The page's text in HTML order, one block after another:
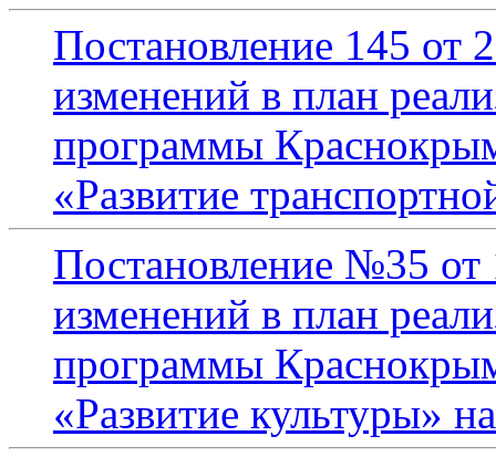
Постановление 145 от
изменений в план
программы
«Развитие
Постановление №35 от
изменений в план
программы
«Развитие культуры»